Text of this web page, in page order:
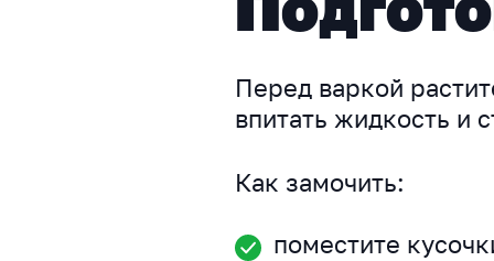
Перед варкой
впитать жидкость и
Как замочить:
поместите